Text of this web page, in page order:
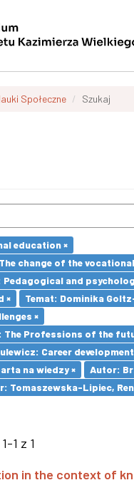
Społeczne Szukaj
education ×
change of the
Pedagogical and
×
Temat: Dominika
×
The Professions of the
Career
na wiedzy ×
Autor:
Tomaszewska-Lipiec,
1 z 1
in the context of